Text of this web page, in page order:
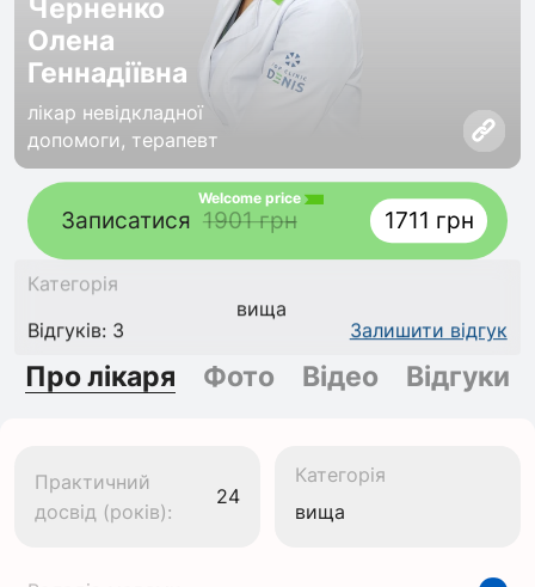
Черненко
Олена
Геннадіївна
лікар невідкладної
допомоги, терапевт
Записатися
Welcome price
1901 грн 1711 грн
Категорія
вища
Відгуків: 3
Залишити відгук
Про лікаря Фото Відео Відгуки
Практичний
досвід (років):
24
Категорія
вища